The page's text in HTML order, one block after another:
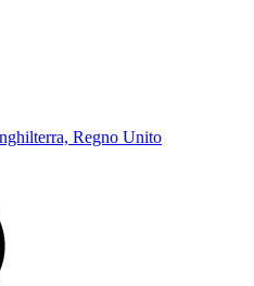
Regno Unito